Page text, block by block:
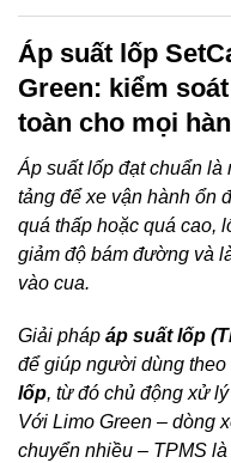
Áp suất lốp
Green: kiểm
toàn cho mọi
Áp suất lốp đạt chuẩn là
tảng để xe vận hành ổn
quá thấp hoặc quá cao,
giảm độ bám đường và
vào cua.
Giải pháp áp suất lốp
để giúp người dùng theo
lốp, từ đó chủ động xử
Với Limo Green – dòng
chuyển nhiều – TPMS